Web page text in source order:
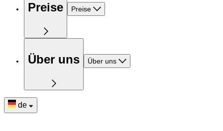
Preise Preise
Über uns Über uns
de